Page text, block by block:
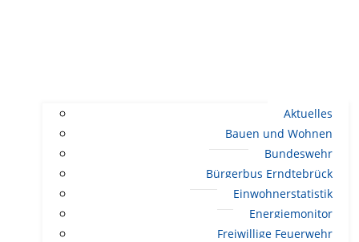
Aktuelles
Bauen und Wohnen
Bundeswehr
Bürgerbus Erndtebrück
Einwohnerstatistik
Energiemonitor
Freiwillige Feuerwehr